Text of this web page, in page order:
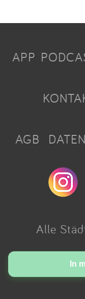
In
APP
AGB
Alle
Made